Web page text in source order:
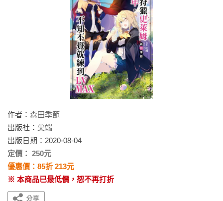
作者： 森田季節
出版社： 尖端
出版日期：2020-08-04
定價： 250元
優惠價：85折 213元
※ 本商品已最低價，恕不再打折